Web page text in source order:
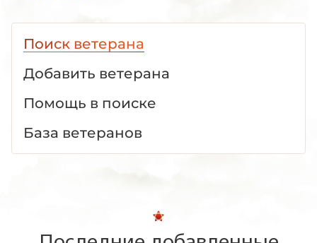
Поиск ветерана
Добавить ветерана
Помощь в поиске
База ветеранов